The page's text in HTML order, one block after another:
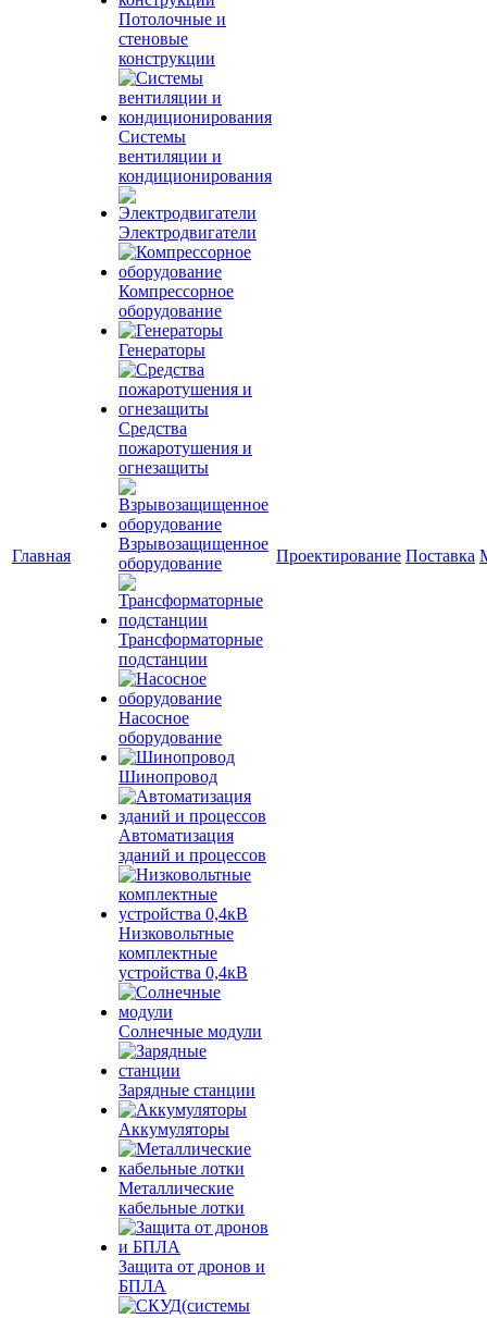
Главная
Потолочные и
стеновые
конструкции
Системы
вентиляции и
кондиционирования
Электродвигатели
Компрессорное
оборудование
Генераторы
Средства
пожаротушения и
огнезащиты
Взрывозащищенное
оборудование
Трансформаторные
подстанции
Насосное
оборудование
Шинопровод
Автоматизация
зданий и процессов
Низковольтные
комплектные
устройства 0,4кВ
Солнечные модули
Зарядные станции
Аккумуляторы
Металлические
кабельные лотки
Защита от дронов и
БПЛА
Проектирование Поставка